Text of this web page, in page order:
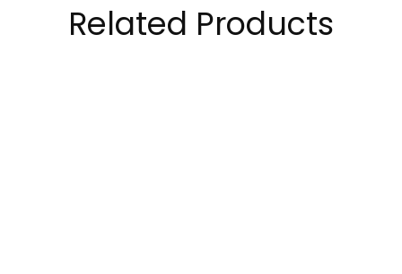
Related Products